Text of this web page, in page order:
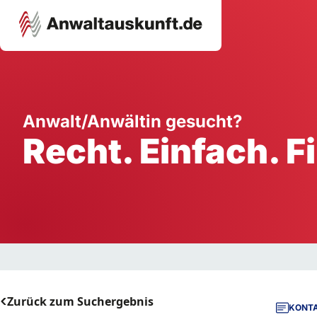
Ausbildung
Handwerk
Dienstleistung
Anwalt/Anwältin gesucht?
Recht. Einfach.
Zurück zum Suchergebnis